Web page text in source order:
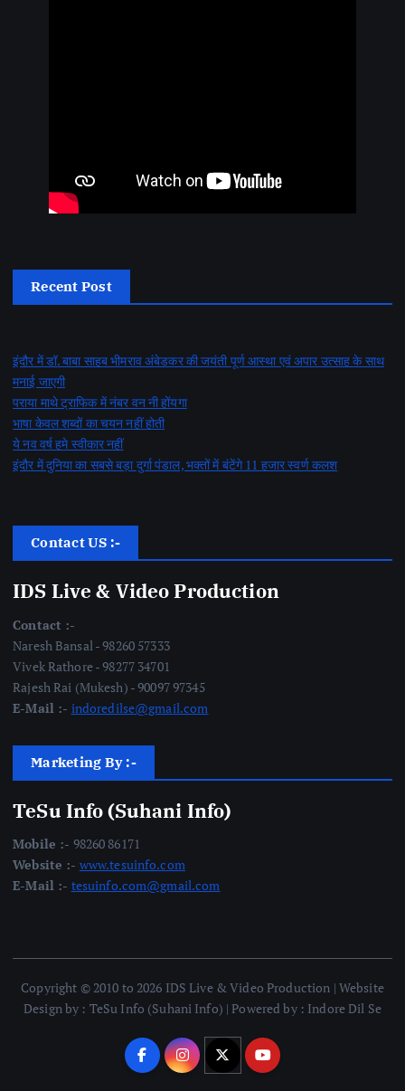
Recent Post
इंदौर में डॉ. बाबा साहब भीमराव अंबेडकर की जयंती पूर्ण आस्था एवं अपार उत्साह के साथ
मनाई जाएगी
पराया माथे ट्राफिक में नंबर वन नी होंयगा
भाषा केवल शब्दों का चयन नहीं होती
ये नव वर्ष हमे स्वीकार नहीं
इंदौर में दुनिया का सबसे बड़ा दुर्गा पंडाल, भक्तों में बंटेंगे 11 हजार स्वर्ण कलश
Contact US :-
IDS Live & Video Production
Contact :-
Naresh Bansal - 98260 57333
Vivek Rathore - 98277 34701
Rajesh Rai (Mukesh) - 90097 97345
E-Mail :- indoredilse@gmail.com
Marketing By :-
TeSu Info (Suhani Info)
Mobile :- 98260 86171
Website :- www.tesuinfo.com
E-Mail :- tesuinfo.com@gmail.com
Copyright © 2010 to 2026 IDS Live & Video Production | Website
Design by : TeSu Info (Suhani Info) | Powered by : Indore Dil Se